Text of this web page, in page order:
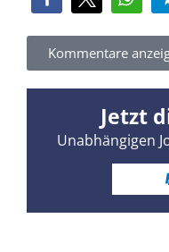
Kommentare
Jetzt
Unabhängigen